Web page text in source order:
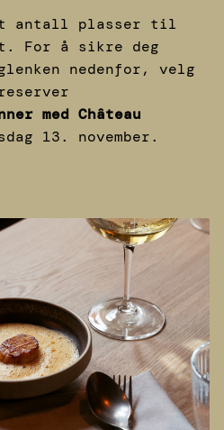
antall plasser til
For å sikre deg
nedenfor, velg
med Château
13. november.